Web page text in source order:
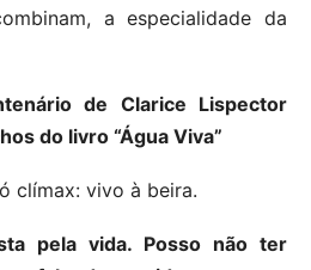
a especialidade da
de Clarice Lispector
do livro “Água Viva”
clímax: vivo à beira.
pela vida. Posso não ter